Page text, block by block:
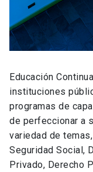
Educación
instituciones
programas de
de perfeccionar a
variedad de
Seguridad Social,
Privado, Derecho